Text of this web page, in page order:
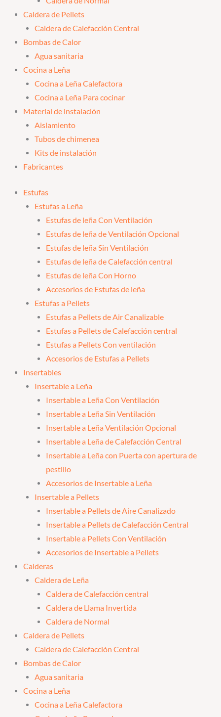
Caldera de Pellets
Caldera de Calefacción Central
Bombas de Calor
Agua sanitaria
Cocina a Leña
Cocina a Leña Calefactora
Cocina a Leña Para cocinar
Material de instalación
Aislamiento
Tubos de chimenea
Kits de instalación
Fabricantes
Estufas
Estufas a Leña
Estufas de leña Con Ventilación
Estufas de leña de Ventilación Opcional
Estufas de leña Sin Ventilación
Estufas de leña de Calefacción central
Estufas de leña Con Horno
Accesorios de Estufas de leña
Estufas a Pellets
Estufas a Pellets de Air Canalizable
Estufas a Pellets de Calefacción central
Estufas a Pellets Con ventilación
Accesorios de Estufas a Pellets
Insertables
Insertable a Leña
Insertable a Leña Con Ventilación
Insertable a Leña Sin Ventilación
Insertable a Leña Ventilación Opcional
Insertable a Leña de Calefacción Central
Insertable a Leña con Puerta con apertura de
pestillo
Accesorios de Insertable a Leña
Insertable a Pellets
Insertable a Pellets de Aire Canalizado
Insertable a Pellets de Calefacción Central
Insertable a Pellets Con Ventilación
Accesorios de Insertable a Pellets
Calderas
Caldera de Leña
Caldera de Calefacción central
Caldera de Llama Invertida
Caldera de Normal
Caldera de Pellets
Caldera de Calefacción Central
Bombas de Calor
Agua sanitaria
Cocina a Leña
Cocina a Leña Calefactora